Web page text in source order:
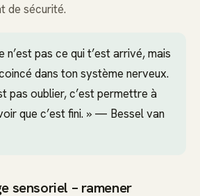
de sécurité.
n’est pas ce qui t’est arrivé, mais
dans ton système nerveux.
pas oublier, c’est permettre à
que c’est fini. » — Bessel van
sensoriel – ramener